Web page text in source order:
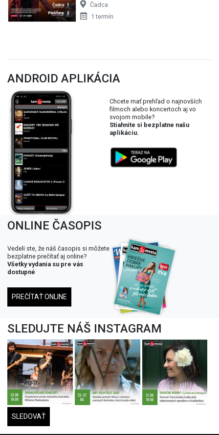
Čadca
1 termín
ANDROID APLIKÁCIA
Chcete mať prehľad o najnovších
filmoch alebo koncertoch aj vo
svojom mobile?
Stiahnite si bezplatne našu
aplikáciu.
ONLINE ČASOPIS
Vedeli ste, že náš časopis si môžete
bezplatne prečítať aj online?
Všetky vydania su pre vás
dostupné
PREČÍTAŤ ONLINE
SLEDUJTE NÁŠ INSTAGRAM
SLEDOVAŤ